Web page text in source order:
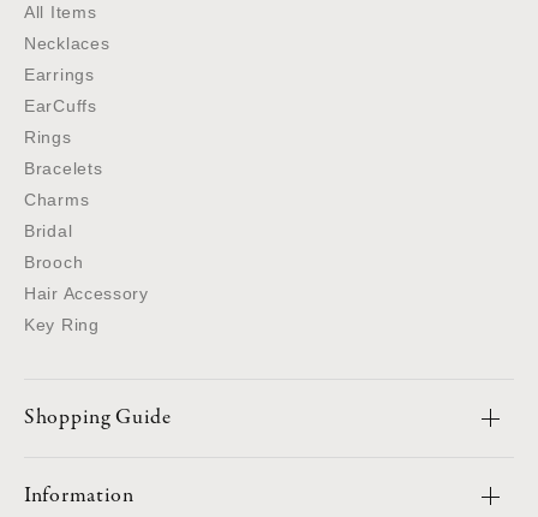
All Items
Necklaces
Earrings
EarCuffs
Rings
Bracelets
Charms
Bridal
Brooch
Hair Accessory
Key Ring
Shopping Guide
Information